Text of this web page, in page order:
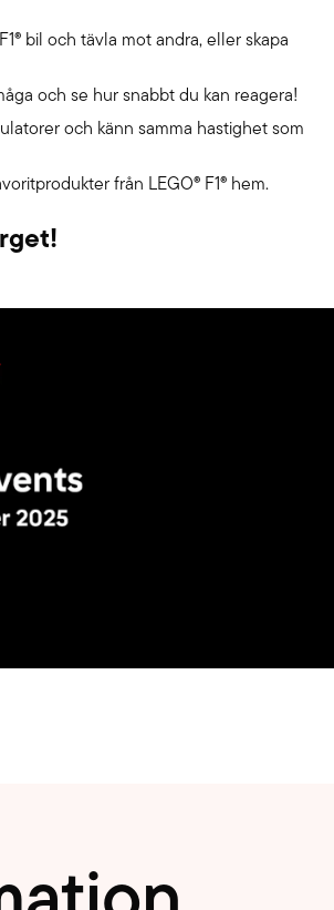
bil och tävla mot andra, eller skapa
och se hur snabbt du kan reagera!
och känn samma hastighet som
från LEGO® F1® hem.